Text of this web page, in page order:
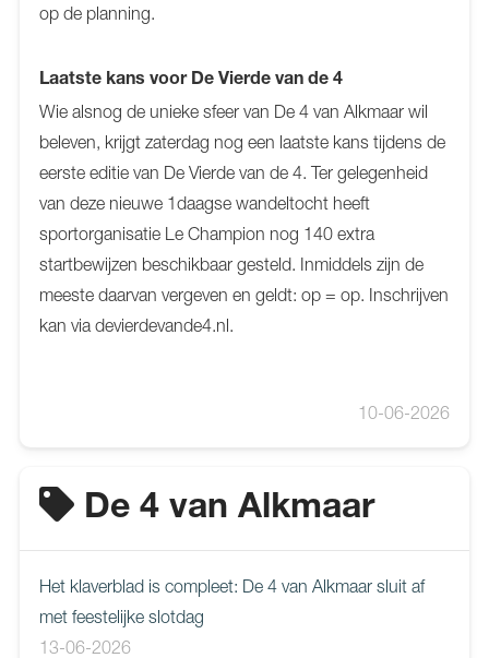
op de planning.
Laatste kans voor De Vierde van de 4
Wie alsnog de unieke sfeer van De 4 van Alkmaar wil
beleven, krijgt zaterdag nog een laatste kans tijdens de
eerste editie van De Vierde van de 4. Ter gelegenheid
van deze nieuwe 1daagse wandeltocht heeft
sportorganisatie Le Champion nog 140 extra
startbewijzen beschikbaar gesteld. Inmiddels zijn de
meeste daarvan vergeven en geldt: op = op. Inschrijven
kan via devierdevande4.nl.
10-06-2026
De 4 van Alkmaar
Het klaverblad is compleet: De 4 van Alkmaar sluit af
met feestelijke slotdag
13-06-2026